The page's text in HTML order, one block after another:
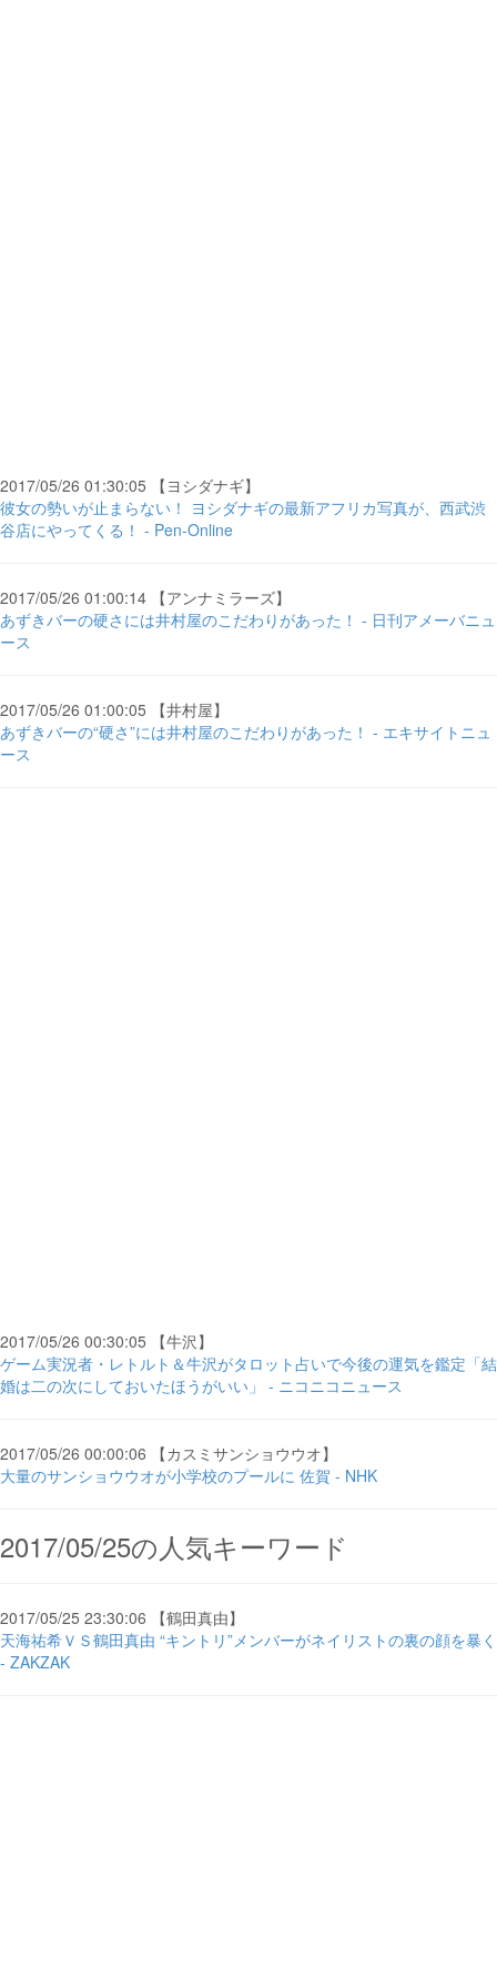
2017/05/26 01:30:05 【ヨシダナギ】
彼女の勢いが止まらない！ ヨシダナギの最新アフリカ写真が、西武渋
谷店にやってくる！ - Pen-Online
2017/05/26 01:00:14 【アンナミラーズ】
あずきバーの硬さには井村屋のこだわりがあった！ - 日刊アメーバニュ
ース
2017/05/26 01:00:05 【井村屋】
あずきバーの“硬さ”には井村屋のこだわりがあった！ - エキサイトニュ
ース
2017/05/26 00:30:05 【牛沢】
ゲーム実況者・レトルト＆牛沢がタロット占いで今後の運気を鑑定「結
婚は二の次にしておいたほうがいい」 - ニコニコニュース
2017/05/26 00:00:06 【カスミサンショウウオ】
大量のサンショウウオが小学校のプールに 佐賀 - NHK
2017/05/25の人気キーワード
2017/05/25 23:30:06 【鶴田真由】
天海祐希ＶＳ鶴田真由 “キントリ”メンバーがネイリストの裏の顔を暴く
- ZAKZAK